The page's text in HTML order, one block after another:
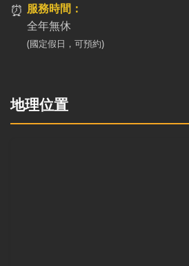
⏰ 服務時間：
全年無休
(國定假日，可預約)
地理位置